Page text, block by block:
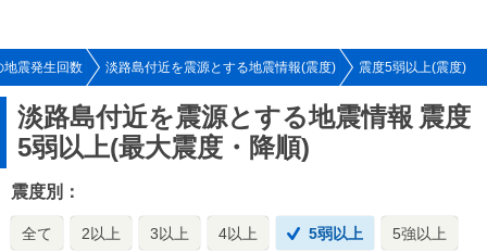
地震発生回数 淡路島付近を震源とする地震情報(震度) 震度5弱以上(震度)
淡路島付近を震源とする地震情報 震度
5弱以上(最大震度・降順)
震度別：
全て 2以上 3以上 4以上 5弱以上 5強以上